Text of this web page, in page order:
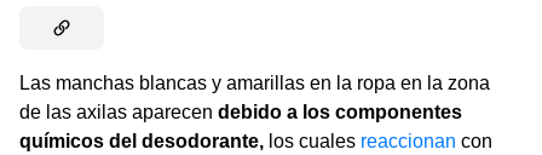
Las manchas blancas y amarillas en la ropa en la zona
de las axilas aparecen debido a los componentes
químicos del desodorante, los cuales reaccionan con